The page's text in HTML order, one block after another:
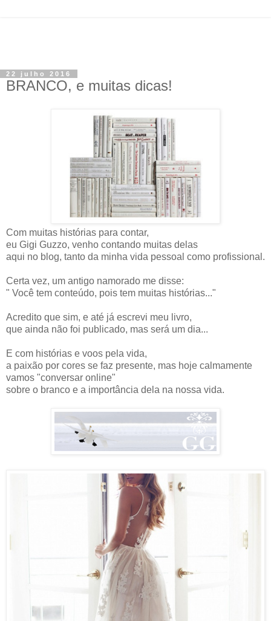
22 julho 2016
BRANCO, e muitas dicas!
Com muitas histórias para contar,
eu Gigi Guzzo, venho contando muitas delas
aqui no blog, tanto da minha vida pessoal como profissional.
Certa vez, um antigo namorado me disse:
" Você tem conteúdo, pois tem muitas histórias..."
Acredito que sim, e até já escrevi meu livro,
que ainda não foi publicado, mas será um dia...
E com histórias e voos pela vida,
a paixão por cores se faz presente, mas hoje calmamente
vamos "conversar online"
sobre o branco e a importância dela na nossa vida.